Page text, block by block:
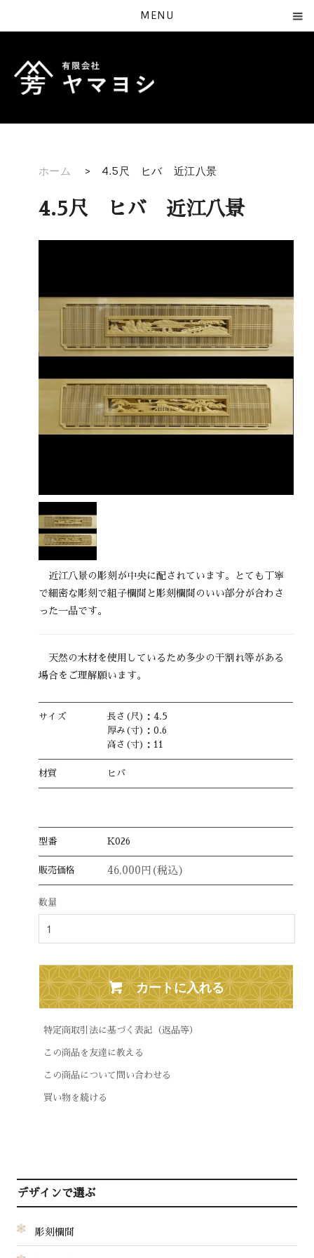
MENU
ホーム > 4.5尺 ヒバ 近江八景
4.5尺 ヒバ 近江八景
近江八景の彫刻が中央に配されています。とても丁寧
で細密な彫刻で組子欄間と彫刻欄間のいい部分が合わさ
った一品です。
天然の木材を使用しているため多少の干割れ等がある
場合をご理解願います。
サイズ
長さ(尺)：4.5
厚み(寸)：0.6
高さ(寸)：11
材質 ヒバ
型番 K026
販売価格 46,000円(税込)
数量
カートに入れる
特定商取引法に基づく表記（返品等）
この商品を友達に教える
この商品について問い合わせる
買い物を続ける
デザインで選ぶ
彫刻欄間